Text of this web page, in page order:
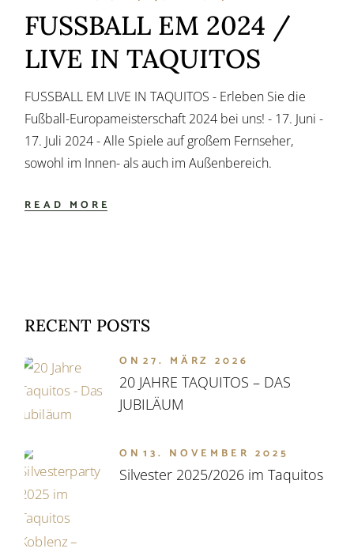
FUSSBALL EM 2024 /
LIVE IN TAQUITOS
FUSSBALL EM LIVE IN TAQUITOS - Erleben Sie die
Fußball-Europameisterschaft 2024 bei uns! - 17. Juni -
17. Juli 2024 - Alle Spiele auf großem Fernseher,
sowohl im Innen- als auch im Außenbereich.
READ MORE
RECENT POSTS
ON 27. MÄRZ 2026
20 JAHRE TAQUITOS – DAS
JUBILÄUM
ON 13. NOVEMBER 2025
Silvester 2025/2026 im Taquitos